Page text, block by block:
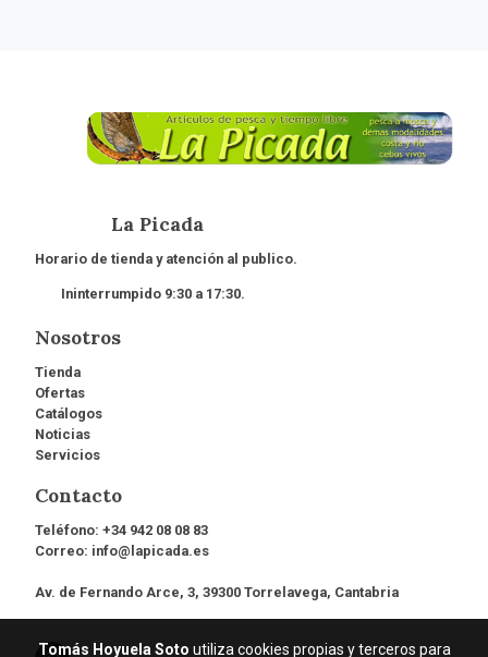
La Picada
Horario de tienda y atención al publico.
Ininterrumpido 9:30 a 17:30.
Nosotros
Tienda
Ofertas
Catálogos
Noticias
Servicios
Contacto
Teléfono: +34 942 08 08 83
Correo: info@lapicada.es
Av. de Fernando Arce, 3, 39300 Torrelavega, Cantabria
Tomás Hoyuela Soto utiliza cookies propias y terceros para